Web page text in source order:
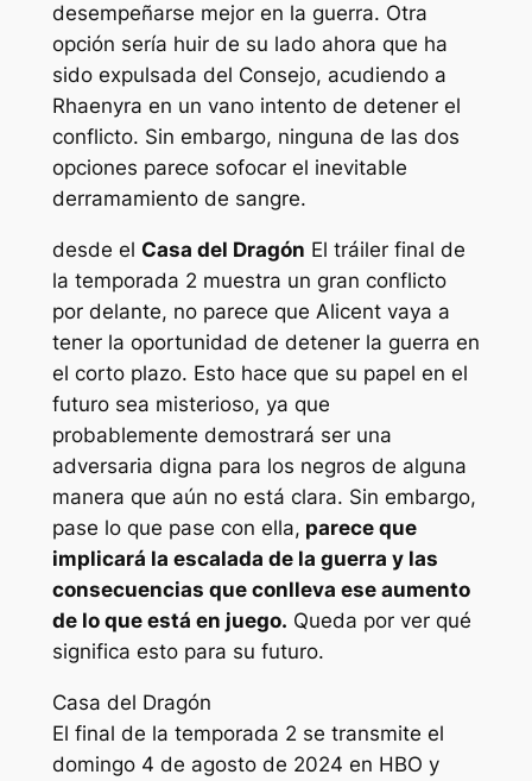
desempeñarse mejor en la guerra. Otra
opción sería huir de su lado ahora que ha
sido expulsada del Consejo, acudiendo a
Rhaenyra en un vano intento de detener el
conflicto. Sin embargo, ninguna de las dos
opciones parece sofocar el inevitable
derramamiento de sangre.
desde el Casa del Dragón El tráiler final de
la temporada 2 muestra un gran conflicto
por delante, no parece que Alicent vaya a
tener la oportunidad de detener la guerra en
el corto plazo. Esto hace que su papel en el
futuro sea misterioso, ya que
probablemente demostrará ser una
adversaria digna para los negros de alguna
manera que aún no está clara. Sin embargo,
pase lo que pase con ella, parece que
implicará la escalada de la guerra y las
consecuencias que conlleva ese aumento
de lo que está en juego. Queda por ver qué
significa esto para su futuro.
Casa del Dragón
El final de la temporada 2 se transmite el
domingo 4 de agosto de 2024 en HBO y